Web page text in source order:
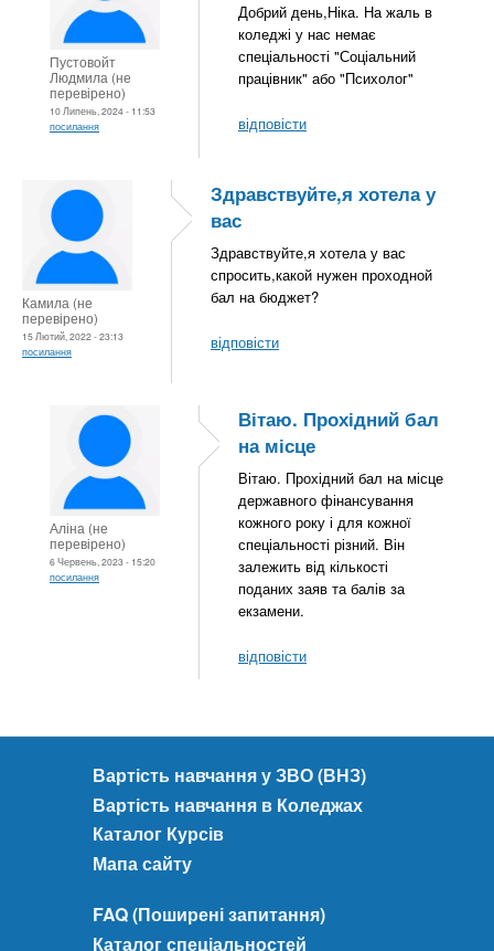
Пустовойт
Людмила (не
перевірено)
10 Липень, 2024 - 11:53
посилання
Добрий день,Ніка. На жаль в
коледжі у нас немає
спеціальності "Соціальний
працівник" або "Психолог"
відповісти
Камила (не
перевірено)
15 Лютий, 2022 - 23:13
посилання
Здравствуйте,я хотела у
вас
Здравствуйте,я хотела у вас
спросить,какой нужен проходной
бал на бюджет?
відповісти
Аліна (не
перевірено)
6 Червень, 2023 - 15:20
посилання
Вітаю. Прохідний бал
на місце
Вітаю. Прохідний бал на місце
державного фінансування
кожного року і для кожної
спеціальності різний. Він
залежить від кількості
поданих заяв та балів за
екзамени.
відповісти
Вартість навчання у ЗВО (ВНЗ)
Вартість навчання в Коледжах
Каталог Курсів
Мапа сайту
FAQ (Поширені запитання)
Каталог спеціальностей